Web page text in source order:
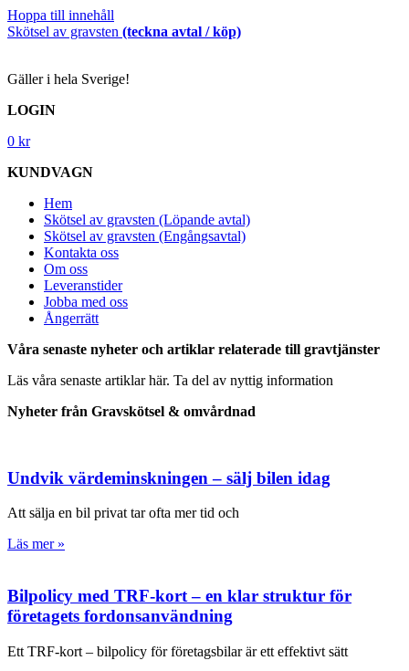
Hoppa till innehåll
Skötsel av gravsten (teckna avtal / köp)
Gäller i hela Sverige!
LOGIN
0 kr
KUNDVAGN
Hem
Skötsel av gravsten (Löpande avtal)
Skötsel av gravsten (Engångsavtal)
Kontakta oss
Om oss
Leveranstider
Jobba med oss
Ångerrätt
Våra senaste nyheter och artiklar relaterade till gravtjänster
Läs våra senaste artiklar här. Ta del av nyttig information
Nyheter från Gravskötsel & omvårdnad
Undvik värdeminskningen – sälj bilen idag
Att sälja en bil privat tar ofta mer tid och
Läs mer »
Bilpolicy med TRF-kort – en klar struktur för
företagets fordonsanvändning
Ett TRF-kort – bilpolicy för företagsbilar är ett effektivt sätt